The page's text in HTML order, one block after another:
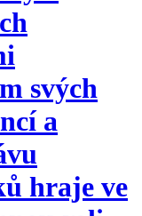
svých
a
hraje ve